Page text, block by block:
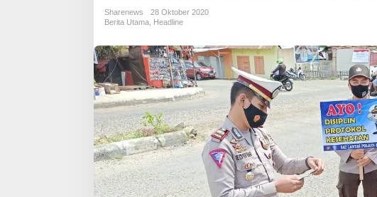
Sharenews
28 Oktober 2020
Berita Utama Headline